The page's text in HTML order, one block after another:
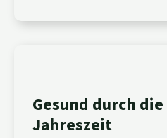
Gesund durch
Jahreszeit
KALTE
JAHRESZEIT